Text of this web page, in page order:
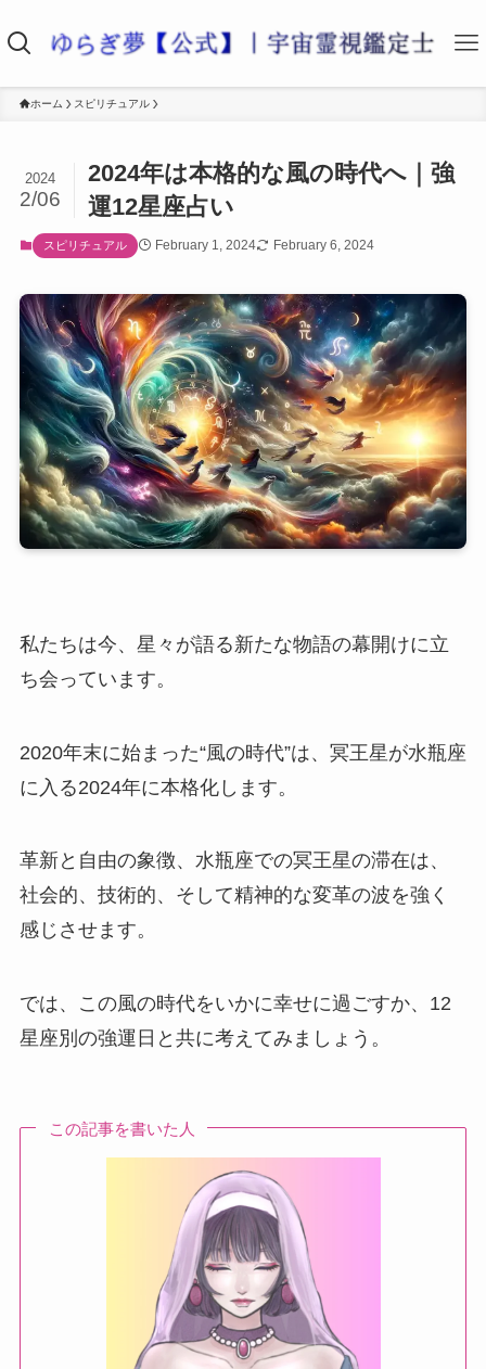
ホーム スピリチュアル
2024年は本格的な風の時代へ｜強
運12星座占い
2024
2/06
スピリチュアル February 1, 2024 February 6, 2024
私たちは今、星々が語る新たな物語の幕開けに立
ち会っています。
2020年末に始まった“風の時代”は、冥王星が水瓶座
に入る2024年に本格化します。
革新と自由の象徴、水瓶座での冥王星の滞在は、
社会的、技術的、そして精神的な変革の波を強く
感じさせます。
では、この風の時代をいかに幸せに過ごすか、12
星座別の強運日と共に考えてみましょう。
この記事を書いた人